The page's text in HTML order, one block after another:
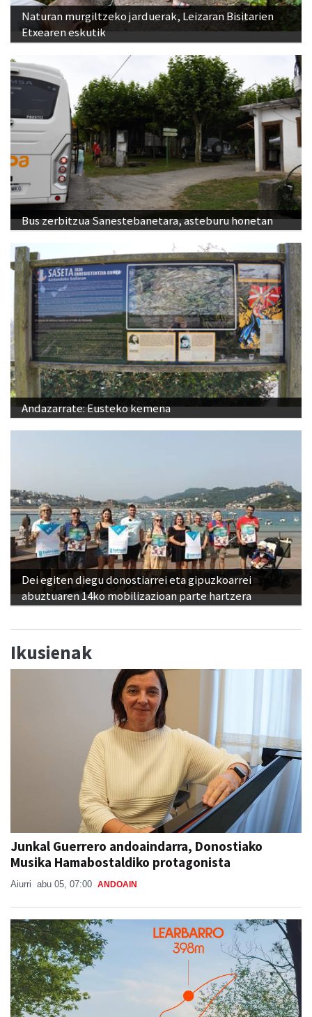
Naturan murgiltzeko jarduerak, Leizaran Bisitarien
Etxearen eskutik
Bus zerbitzua Sanestebanetara, asteburu honetan
Andazarrate: Eusteko kemena
Dei egiten diegu donostiarrei eta gipuzkoarrei
abuztuaren 14ko mobilizazioan parte hartzera
Ikusienak
Junkal Guerrero andoaindarra, Donostiako
Musika Hamabostaldiko protagonista
Aiurri abu 05, 07:00 ANDOAIN